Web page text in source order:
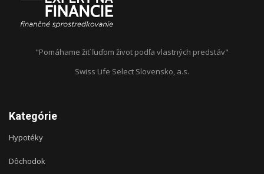
"Pomáhame žiť ľuďom život podľa vlastných predstáv"
Swiss Life Select Slovensko, a.s.
Kategórie
Hypotéky
Dôchodok